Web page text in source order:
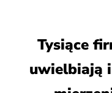
Tysiące
uwielbiają